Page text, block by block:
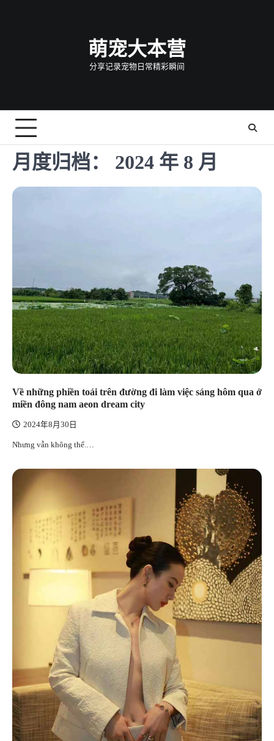
萌宠大本营
分享记录宠物日常精彩瞬间
月度归档： 2024 年 8 月
Về những phiền toái trên đường đi làm việc sáng hôm qua ở
miền đông nam aeon dream city
2024年8月30日
Nhưng vẫn không thể.…